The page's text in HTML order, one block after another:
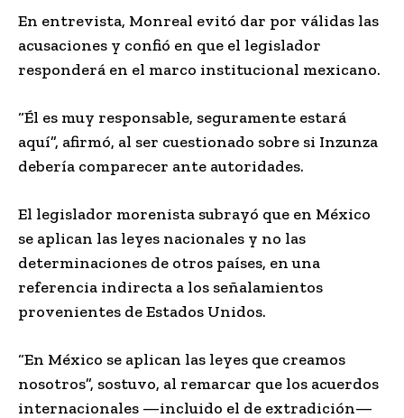
En entrevista, Monreal evitó dar por válidas las
acusaciones y confió en que el legislador
responderá en el marco institucional mexicano.
“Él es muy responsable, seguramente estará
aquí”, afirmó, al ser cuestionado sobre si Inzunza
debería comparecer ante autoridades.
El legislador morenista subrayó que en México
se aplican las leyes nacionales y no las
determinaciones de otros países, en una
referencia indirecta a los señalamientos
provenientes de Estados Unidos.
“En México se aplican las leyes que creamos
nosotros”, sostuvo, al remarcar que los acuerdos
internacionales —incluido el de extradición—